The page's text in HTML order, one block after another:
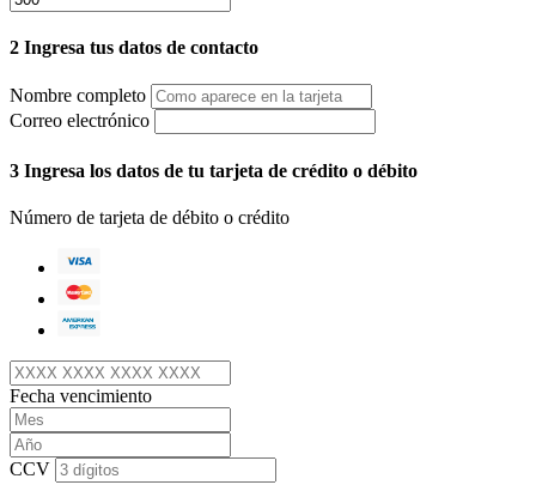
2 Ingresa tus datos de contacto
Nombre completo
Correo electrónico
3 Ingresa los datos de tu tarjeta de crédito o débito
Número de tarjeta de débito o crédito
Fecha vencimiento
CCV